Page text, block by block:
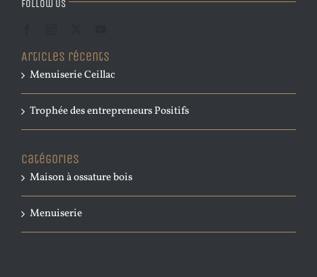
Follow Us
Articles récents
Menuiserie Ceillac
Trophée des entrepreneurs Positifs
Catégories
Maison à ossature bois
Menuiserie